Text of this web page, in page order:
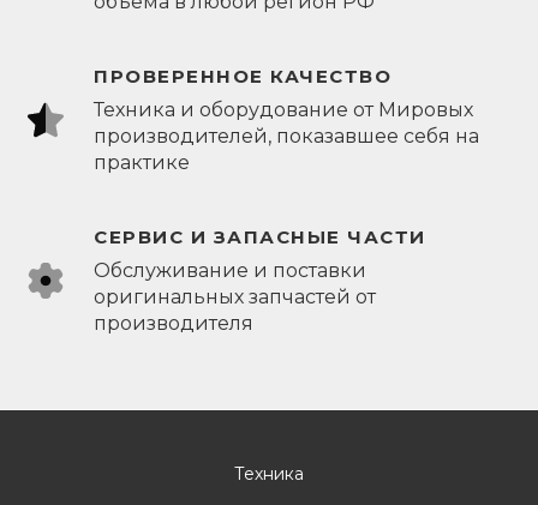
ПРОВЕРЕННОЕ КАЧЕСТВО
Техника и оборудование от Мировых
производителей, показавшее себя на
практике
СЕРВИС И ЗАПАСНЫЕ ЧАСТИ
Обслуживание и поставки
оригинальных запчастей от
производителя
Техника